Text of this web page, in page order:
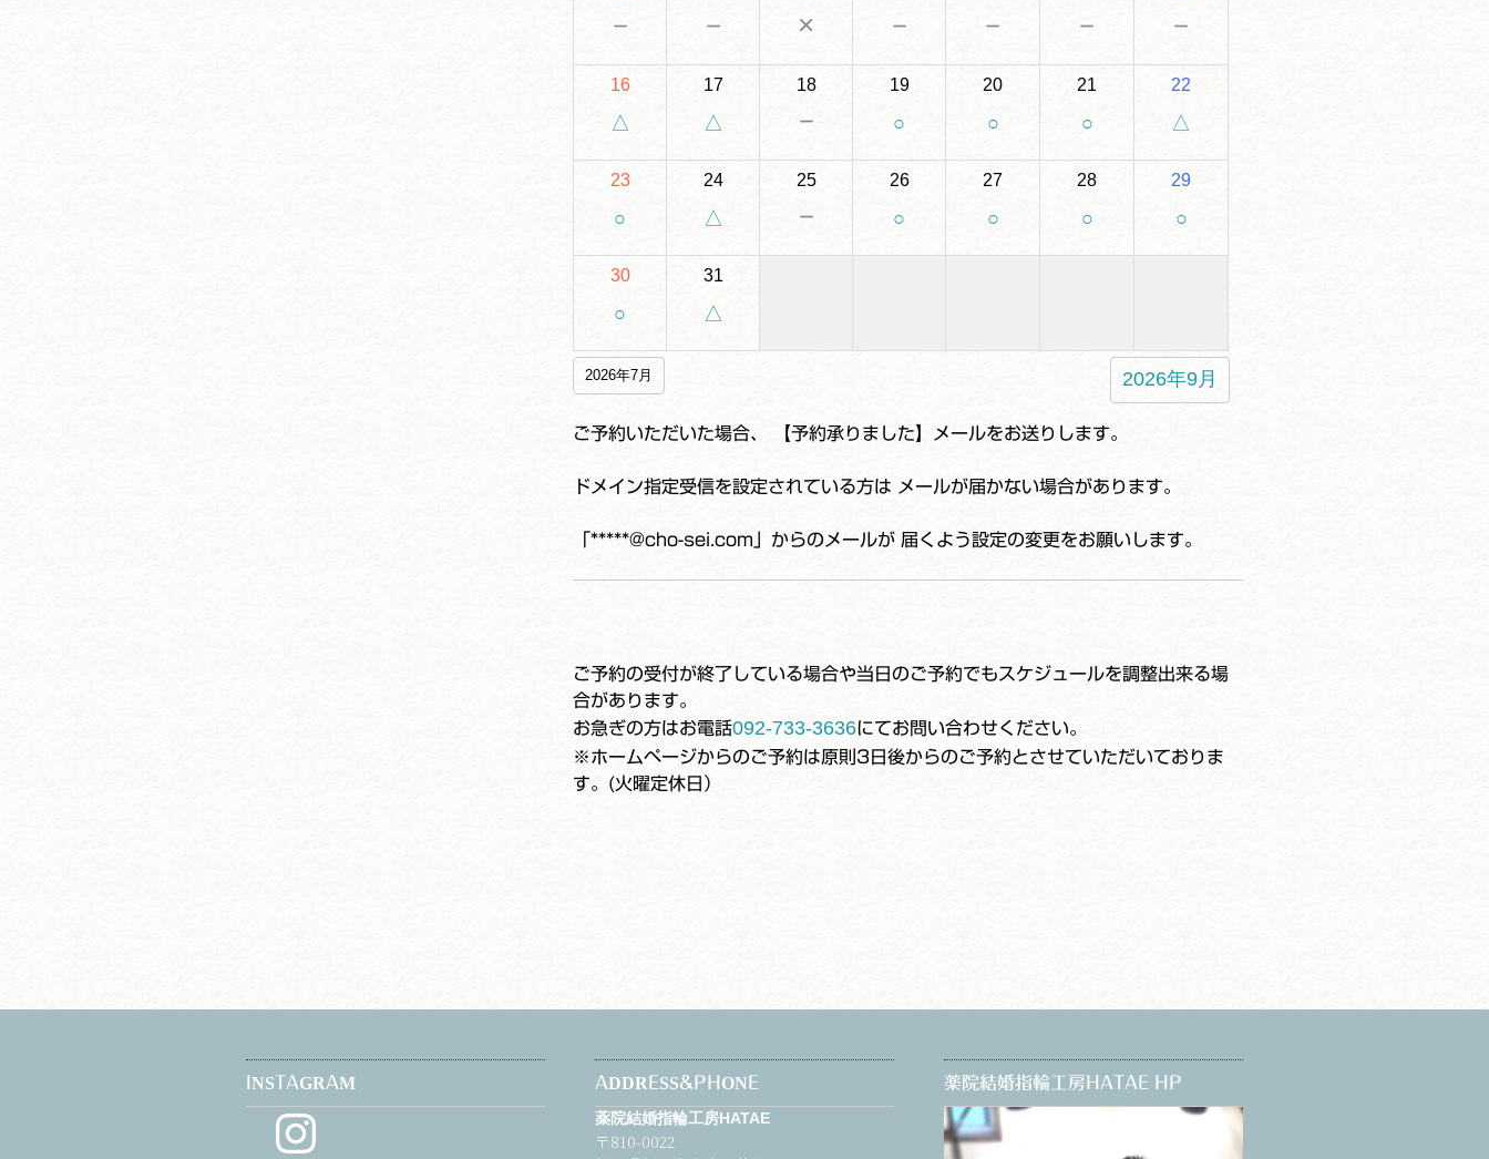
－ － × － － － －
16
△
17
△
18
－
19
○
20
○
21
○
22
△
23
○
24
△
25
－
26
○
27
○
28
○
29
○
30
○
31
△
2026年7月 2026年9月
ご予約いただいた場合、 【予約承りました】メールをお送りします。
ドメイン指定受信を設定されている方は メールが届かない場合があります。
「*****@cho-sei.com」からのメールが 届くよう設定の変更をお願いします。
ご予約の受付が終了している場合や当日のご予約でもスケジュールを調整出来る場
合があります。
お急ぎの方はお電話092-733-3636にてお問い合わせください。
※ホームページからのご予約は原則3日後からのご予約とさせていただいておりま
す。(火曜定休日）
INSTAGRAM
Instagram
ADDRESS&PHONE
薬院結婚指輪工房HATAE
〒810-0022
薬院結婚指輪工房HATAE HP